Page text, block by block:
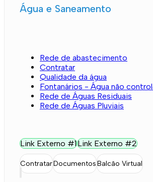
Água e Saneamento
Rede de abastecimento
Contratar
Qualidade da água
Fontanários - Água não
Rede de Águas Residuais
Rede de Águas Pluviais
Link Externo #1Link Externo #2
ContratarDocumentosBalcão Virtual